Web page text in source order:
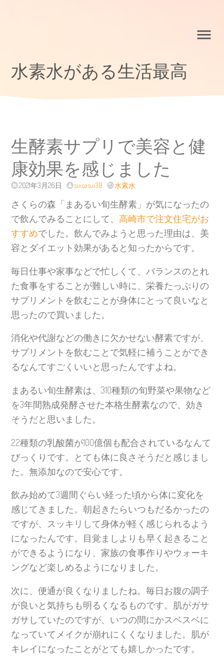
水素水がある生活最高
生酵素サプリで美容と健
康効果を感じました
2021年3月26日 suisosui38 水素水
さくらの森「まあるい旬生酵素」が気になったの
で飲んでみることにして、 高崎市で注文住宅がお
すすめでした。飲んでみようと思った理由は、美
容とダイエット効果があると知ったからです。
毎日仕事や家事などで忙しくて、バランスのとれ
た食事をすることが難しい時に、栄養たっぷりの
サプリメントを飲むことが身体にとって良いなと
思ったので買いました。
消化や代謝などの働きに欠かせない酵素ですが、
サプリメントを飲むことで気軽に補うことができ
るなんてすごくいいと思ったんですよね。
まあるい旬生酵素は、310種類の旬野菜や果物など
を3年間熟成発酵させた本格生酵素なので、効き
そうだと思いました。
22種類の乳酸菌が100億個も配合されているなんて
びっくりです。とても体に良さそうだと感じまし
た。無添加なので安心です。
飲み始めて3週間ぐらい経った頃から体に変化を
感じてきました。朝起きたらいつもだるかったの
ですが、スッキリして身体が軽く感じられるよう
になったんです。目覚ましよりも早く起きること
ができるようになり、家族の食事作りやウォーキ
ングなど楽しめるようになりました。
次に、便通が良くなりましたね。毎日お腹の調子
が良いと気持ちも明るくなるものです。肌がガサ
ガサしていたのですが、いつの間にかスベスベに
なっていてメイクが崩れにくくなりました。肌が
キレイになったことがとても嬉しかったです。